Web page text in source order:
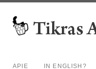
APIE IN ENGLISH?